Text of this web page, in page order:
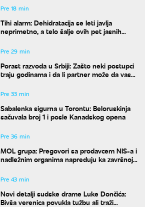
Pre 18 min
Tihi alarm: Dehidratacija se leti javlja
neprimetno, a telo šalje ovih pet jasnih
Pre 29 min
Porast razvoda u Srbiji: Zašto neki postupci
traju godinama i da li partner može da vas
Pre 33 min
Sabalenka sigurna u Torontu: Beloruskinja
sačuvala broj 1 i posle Kanadskog opena
Pre 36 min
MOL grupa: Pregovori sa prodavcem NIS-a i
nadležnim organima napreduju ka završnoj
Pre 43 min
Novi detalji sudske drame Luke Dončića:
Bivša verenica povukla tužbu ali traži